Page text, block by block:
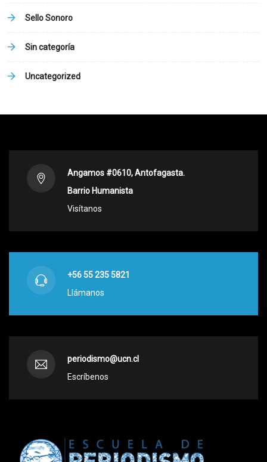
Sello Sonoro
Sin categoría
Uncategorized
Angamos #0610, Antofagasta.
Barrio Humanista
Visítanos
+56 55 235 5821
Llámanos
periodismo@ucn.cl
Escríbenos